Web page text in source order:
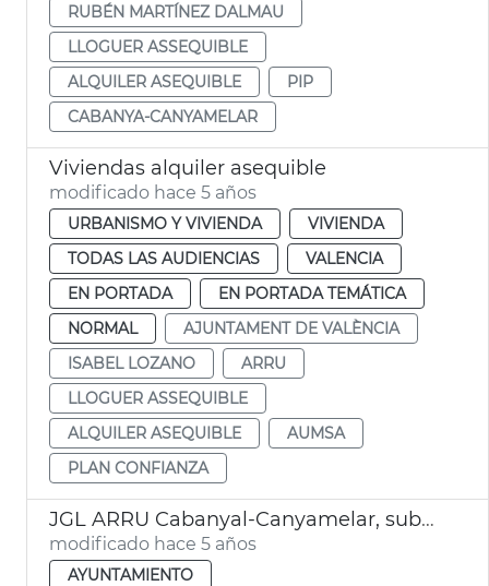
RUBÉN MARTÍNEZ DALMAU
LLOGUER ASSEQUIBLE
ALQUILER ASEQUIBLE
PIP
CABANYA-CANYAMELAR
Viviendas alquiler asequible
modificado hace 5 años
URBANISMO Y VIVIENDA
VIVIENDA
TODAS LAS AUDIENCIAS
VALENCIA
EN PORTADA
EN PORTADA TEMÁTICA
NORMAL
AJUNTAMENT DE VALÈNCIA
ISABEL LOZANO
ARRU
LLOGUER ASSEQUIBLE
ALQUILER ASEQUIBLE
AUMSA
PLAN CONFIANZA
JGL ARRU Cabanyal-Canyamelar, subvenciones IDAE
modificado hace 5 años
AYUNTAMIENTO